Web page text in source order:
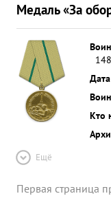
Медаль «За
Кто
Ещё
Первая страница